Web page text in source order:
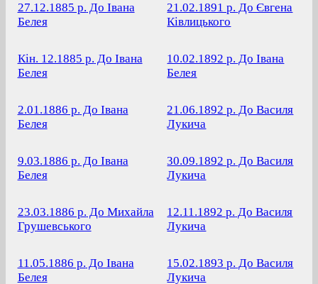
27.12.1885 р. До Івана
Белея
Кін. 12.1885 р. До Івана
Белея
2.01.1886 р. До Івана
Белея
9.03.1886 р. До Івана
Белея
23.03.1886 р. До Михайла
Грушевського
11.05.1886 р. До Івана
Белея
21.02.1891 р. До Євгена
Ківлицького
10.02.1892 р. До Івана
Белея
21.06.1892 р. До Василя
Лукича
30.09.1892 р. До Василя
Лукича
12.11.1892 р. До Василя
Лукича
15.02.1893 р. До Василя
Лукича